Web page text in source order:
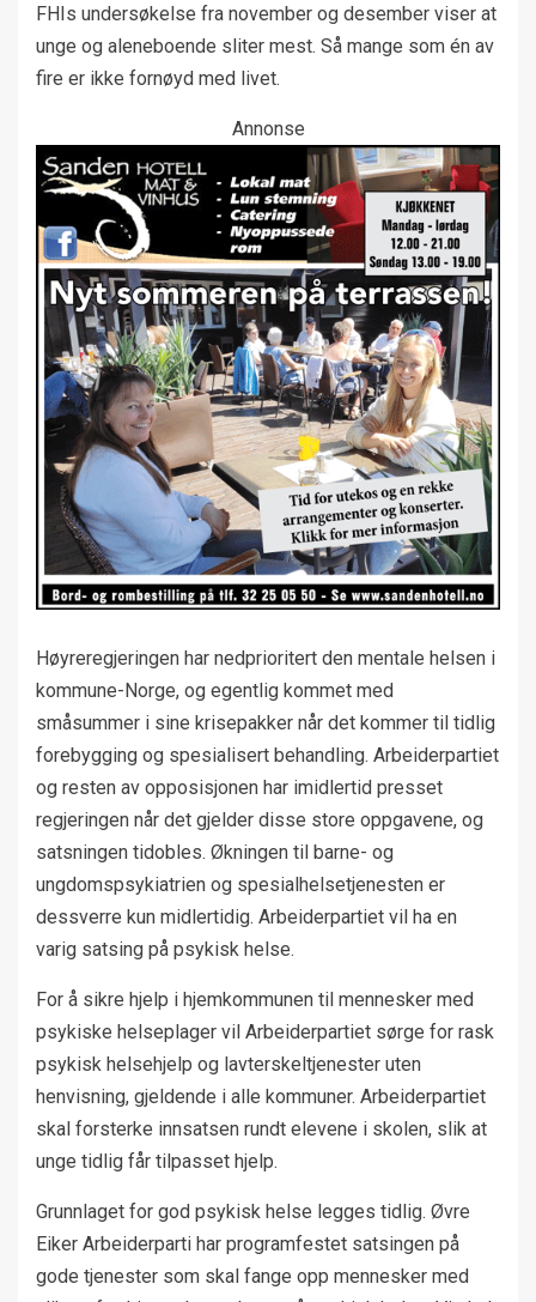
FHIs undersøkelse fra november og desember viser at
unge og aleneboende sliter mest. Så mange som én av
fire er ikke fornøyd med livet.
Annonse
Høyreregjeringen har nedprioritert den mentale helsen i
kommune-Norge, og egentlig kommet med
småsummer i sine krisepakker når det kommer til tidlig
forebygging og spesialisert behandling. Arbeiderpartiet
og resten av opposisjonen har imidlertid presset
regjeringen når det gjelder disse store oppgavene, og
satsningen tidobles. Økningen til barne- og
ungdomspsykiatrien og spesialhelsetjenesten er
dessverre kun midlertidig. Arbeiderpartiet vil ha en
varig satsing på psykisk helse.
For å sikre hjelp i hjemkommunen til mennesker med
psykiske helseplager vil Arbeiderpartiet sørge for rask
psykisk helsehjelp og lavterskeltjenester uten
henvisning, gjeldende i alle kommuner. Arbeiderpartiet
skal forsterke innsatsen rundt elevene i skolen, slik at
unge tidlig får tilpasset hjelp.
Grunnlaget for god psykisk helse legges tidlig. Øvre
Eiker Arbeiderparti har programfestet satsingen på
gode tjenester som skal fange opp mennesker med